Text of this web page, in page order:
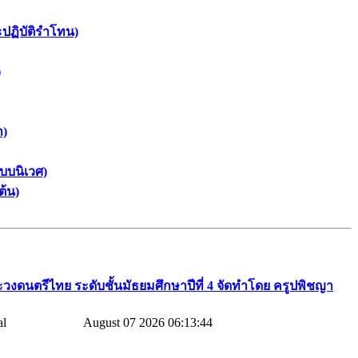
ฏิบัติรำโทน)
)
บนิเวศ)
น)
วงดนตรีไทย​ ระดับชั้นมัธยมศึกษาปีที่​ 4​ จัดทำโดย​ ครูปพิชญา​
August 07 2026 06:13:44